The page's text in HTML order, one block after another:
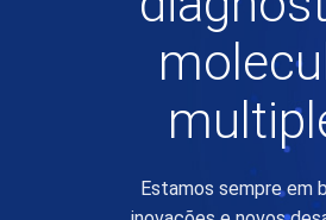
Estamos sempre em